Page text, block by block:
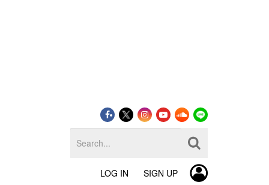
LOG IN SIGN UP